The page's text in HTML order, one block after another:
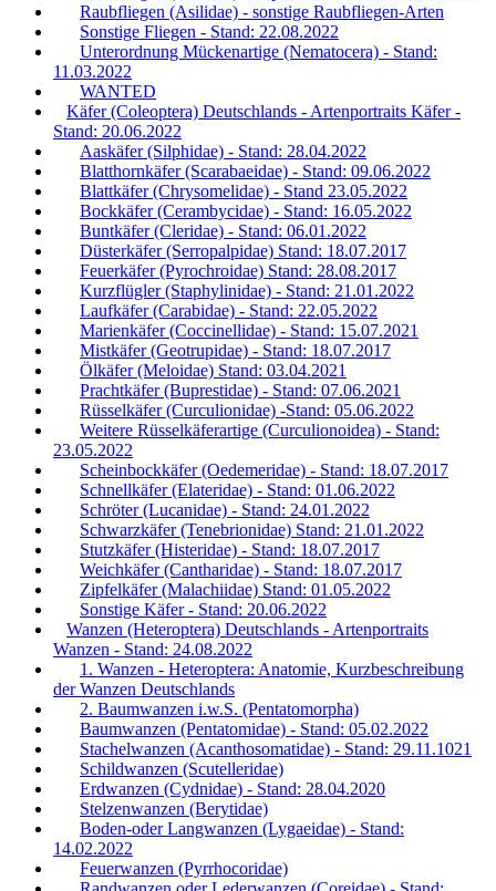
Raubfliegen (Asilidae) - sonstige Raubfliegen-Arten
Sonstige Fliegen - Stand: 22.08.2022
Unterordnung Mückenartige (Nematocera) - Stand:
11.03.2022
WANTED
Käfer (Coleoptera) Deutschlands - Artenportraits Käfer -
Stand: 20.06.2022
Aaskäfer (Silphidae) - Stand: 28.04.2022
Blatthornkäfer (Scarabaeidae) - Stand: 09.06.2022
Blattkäfer (Chrysomelidae) - Stand 23.05.2022
Bockkäfer (Cerambycidae) - Stand: 16.05.2022
Buntkäfer (Cleridae) - Stand: 06.01.2022
Düsterkäfer (Serropalpidae) Stand: 18.07.2017
Feuerkäfer (Pyrochroidae) Stand: 28.08.2017
Kurzflügler (Staphylinidae) - Stand: 21.01.2022
Laufkäfer (Carabidae) - Stand: 22.05.2022
Marienkäfer (Coccinellidae) - Stand: 15.07.2021
Mistkäfer (Geotrupidae) - Stand: 18.07.2017
Ölkäfer (Meloidae) Stand: 03.04.2021
Prachtkäfer (Buprestidae) - Stand: 07.06.2021
Rüsselkäfer (Curculionidae) -Stand: 05.06.2022
Weitere Rüsselkäferartige (Curculionoidea) - Stand:
23.05.2022
Scheinbockkäfer (Oedemeridae) - Stand: 18.07.2017
Schnellkäfer (Elateridae) - Stand: 01.06.2022
Schröter (Lucanidae) - Stand: 24.01.2022
Schwarzkäfer (Tenebrionidae) Stand: 21.01.2022
Stutzkäfer (Histeridae) - Stand: 18.07.2017
Weichkäfer (Cantharidae) - Stand: 18.07.2017
Zipfelkäfer (Malachiidae) Stand: 01.05.2022
Sonstige Käfer - Stand: 20.06.2022
Wanzen (Heteroptera) Deutschlands - Artenportraits
Wanzen - Stand: 24.08.2022
1. Wanzen - Heteroptera: Anatomie, Kurzbeschreibung
der Wanzen Deutschlands
2. Baumwanzen i.w.S. (Pentatomorpha)
Baumwanzen (Pentatomidae) - Stand: 05.02.2022
Stachelwanzen (Acanthosomatidae) - Stand: 29.11.1021
Schildwanzen (Scutelleridae)
Erdwanzen (Cydnidae) - Stand: 28.04.2020
Stelzenwanzen (Berytidae)
Boden-oder Langwanzen (Lygaeidae) - Stand:
14.02.2022
Feuerwanzen (Pyrrhocoridae)